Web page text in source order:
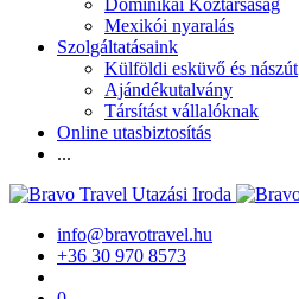
Dominikai Köztársaság
Mexikói nyaralás
Szolgáltatásaink
Külföldi esküvő és nászút
Ajándékutalvány
Társítást vállalóknak
Online utasbiztosítás
...
info@bravotravel.hu
+36 30 970 8573